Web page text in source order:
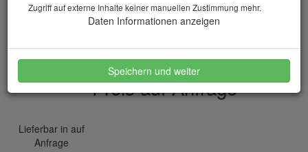
Verschlussstopfen für Messzylinder 100 ml
Artikelnr.: 10-01176
Preis auf Anfrage*
Lieferbar in auf
Anfrage
Zugriff auf externe Inhalte keiner manuellen Zustimmung mehr.
Daten Informationen anzeigen
Speichern und weiter